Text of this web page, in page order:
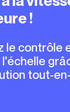
!
tout-